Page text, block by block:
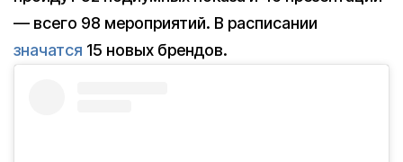
— всего 98 мероприятий. В расписании
значатся 15 новых брендов.